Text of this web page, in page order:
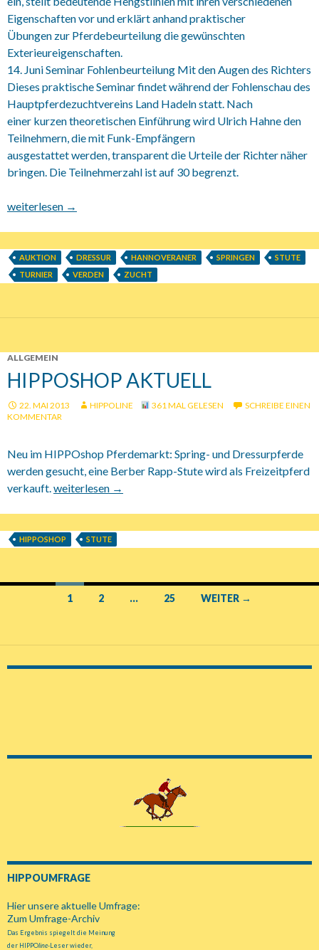
Eigenschaften vor und erklärt anhand praktischer
Übungen zur Pferdebeurteilung die gewünschten
Exterieureigenschaften.
14. Juni Seminar Fohlenbeurteilung Mit den Augen des Richters
Dieses praktische Seminar findet während der Fohlenschau des
Hauptpferdezuchtvereins Land Hadeln statt. Nach
einer kurzen theoretischen Einführung wird Ulrich Hahne den
Teilnehmern, die mit Funk-Empfängern
ausgestattet werden, transparent die Urteile der Richter näher
bringen. Die Teilnehmerzahl ist auf 30 begrenzt.
Hannoveraner Termine Juni bis August
weiterlesen →
AUKTION DRESSUR HANNOVERANER SPRINGEN
STUTE
TURNIER
VERDEN ZUCHT
ALLGEMEIN
HIPPOSHOP AKTUELL
22. MAI 2013 HIPPOLINE 361 MAL GELESEN
SCHREIBE EINEN
KOMMENTAR
Neu im HIPPOshop Pferdemarkt: Spring- und Dressurpferde
werden gesucht, eine Berber Rapp-Stute wird als Freizeitpferd
verkauft. HIPPOshop aktuell
weiterlesen →
HIPPOSHOP STUTE
Navigation
1 2 … 25 WEITER →
HIPPOUMFRAGE
Hier unsere aktuelle Umfrage:
Zum Umfrage-Archiv
Das Ergebnis spiegelt die Meinung
der HIPPOline-Leser wieder,